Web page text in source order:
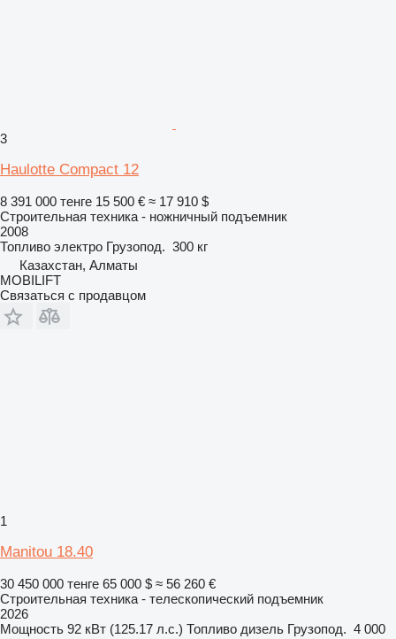
3
Haulotte Compact 12
8 391 000 тенге 15 500 € ≈ 17 910 $
Строительная техника - ножничный подъемник
2008
Топливо электро Грузопод. 300 кг
Казахстан, Алматы
MOBILIFT
Связаться с продавцом
1
Manitou 18.40
30 450 000 тенге 65 000 $ ≈ 56 260 €
Строительная техника - телескопический подъемник
2026
Мощность 92 кВт (125.17 л.с.) Топливо дизель Грузопод. 4 000